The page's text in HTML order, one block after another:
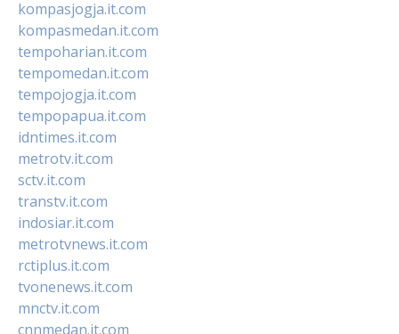
kompasjogja.it.com
kompasmedan.it.com
tempoharian.it.com
tempomedan.it.com
tempojogja.it.com
tempopapua.it.com
idntimes.it.com
metrotv.it.com
sctv.it.com
transtv.it.com
indosiar.it.com
metrotvnews.it.com
rctiplus.it.com
tvonenews.it.com
mnctv.it.com
cnnmedan.it.com